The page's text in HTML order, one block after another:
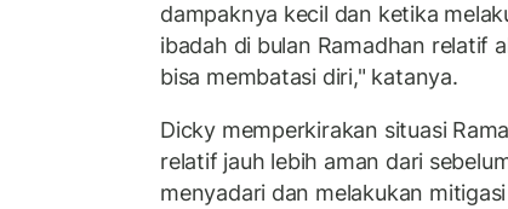
dampaknya kecil dan ketika
ibadah di bulan Ramadhan relatif
bisa membatasi diri," katanya.
Dicky memperkirakan situasi
relatif jauh lebih aman dari
menyadari dan melakukan